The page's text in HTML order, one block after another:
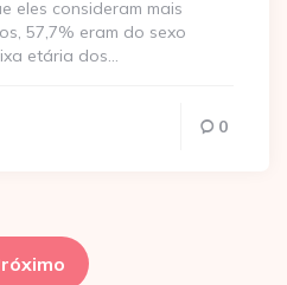
eles consideram mais
57,7% eram do sexo
etária dos…
0